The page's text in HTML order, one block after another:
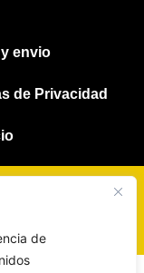
de
envio
de Privacidad